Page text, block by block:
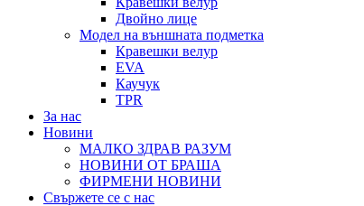
Двойно лице
Модел на външната подметка
Кравешки велур
EVA
Каучук
TPR
За нас
Новини
МАЛКО ЗДРАВ РАЗУМ
НОВИНИ ОТ БРАША
ФИРМЕНИ НОВИНИ
Свържете се с нас